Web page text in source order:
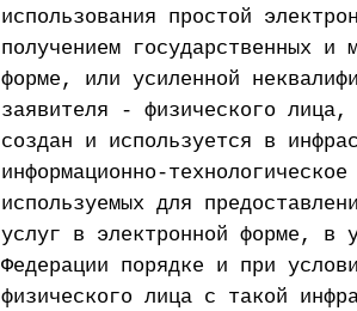
использования простой
получением государственных и
форме, или усиленной
заявителя - физического лица,
создан и используется в
информационно-
используемых для
услуг в электронной форме, в
Федерации порядке и при
физического лица с такой